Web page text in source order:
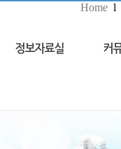
Home l